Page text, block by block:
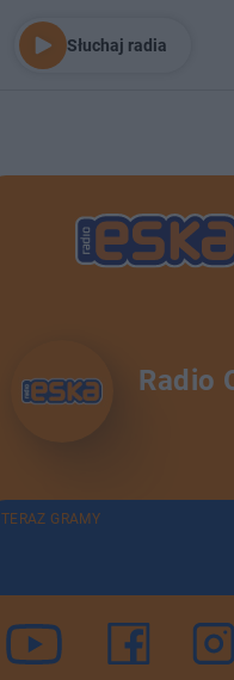
Słuchaj radia
Radio
TERAZ GRAMY